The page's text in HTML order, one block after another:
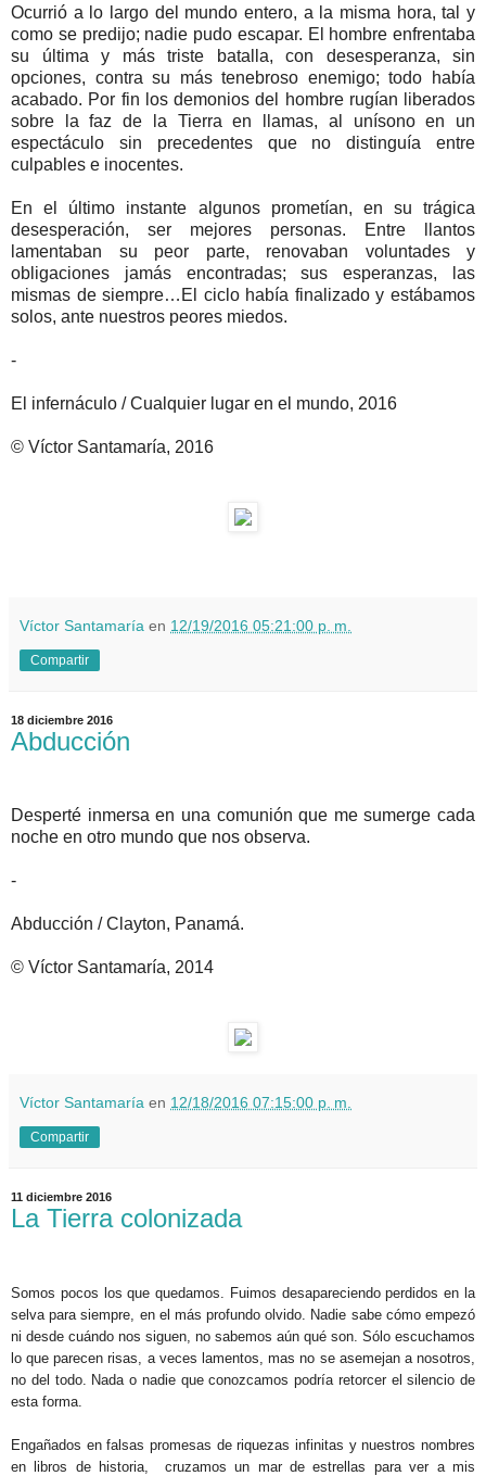
Ocurrió a lo largo del mundo entero, a la misma hora, tal y
como se predijo; nadie pudo escapar. El hombre enfrentaba
su última y más triste batalla, con desesperanza, sin
opciones, contra su más tenebroso enemigo; todo había
acabado. Por fin los demonios del hombre rugían liberados
sobre la faz de la Tierra en llamas, al unísono en un
espectáculo sin precedentes que no distinguía entre
culpables e inocentes.
En el último instante algunos prometían, en su trágica
desesperación, ser mejores personas. Entre llantos
lamentaban su peor parte, renovaban voluntades y
obligaciones jamás encontradas; sus esperanzas, las
mismas de siempre…El ciclo había finalizado y estábamos
solos, ante nuestros peores miedos.
-
El infernáculo / Cualquier lugar en el mundo, 2016
© Víctor Santamaría, 2016
Víctor Santamaría en 12/19/2016 05:21:00 p. m.
Compartir
18 diciembre 2016
Abducción
Desperté inmersa en una comunión que me sumerge cada
noche en otro mundo que nos observa.
-
Abducción / Clayton, Panamá.
© Víctor Santamaría, 2014
Víctor Santamaría en 12/18/2016 07:15:00 p. m.
Compartir
11 diciembre 2016
La Tierra colonizada
Somos pocos los que quedamos. Fuimos desapareciendo perdidos en la
selva para siempre, en el más profundo olvido. Nadie sabe cómo empezó
ni desde cuándo nos siguen, no sabemos aún qué son. Sólo escuchamos
lo que parecen risas, a veces lamentos, mas no se asemejan a nosotros,
no del todo. Nada o nadie que conozcamos podría retorcer el silencio de
esta forma.
Engañados en falsas promesas de riquezas infinitas y nuestros nombres
en libros de historia, cruzamos un mar de estrellas para ver a mis